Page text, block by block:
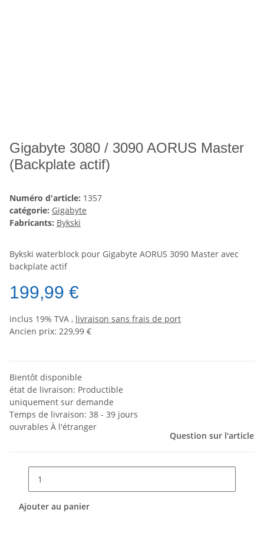
Gigabyte 3080 / 3090 AORUS Master
(Backplate actif)
Numéro d'article: 1357
catégorie: Gigabyte
Fabricants: Bykski
Bykski waterblock pour Gigabyte AORUS 3090 Master avec
backplate actif
199,99 €
inclus 19% TVA , livraison sans frais de port
Ancien prix: 229,99 €
Bientôt disponible
état de livraison: Productible
uniquement sur demande
Temps de livraison: 38 - 39 jours
ouvrables À l'étranger
Question sur l'article
Ajouter au panier